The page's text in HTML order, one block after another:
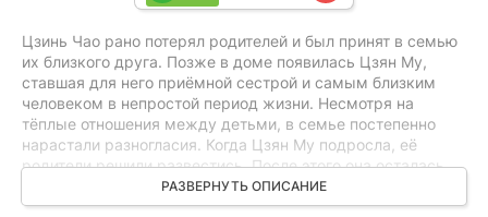
Цзинь Чао рано потерял родителей и был принят в семью
их близкого друга. Позже в доме появилась Цзян Му,
ставшая для него приёмной сестрой и самым близким
человеком в непростой период жизни. Несмотря на
тёплые отношения между детьми, в семье постепенно
нарастали разногласия. Когда Цзян Му подросла, её
родители решили развестись. После этого она осталась
жить с матерью, а Цзинь Чао — с отцом, и их пути
разошлись. Годы разлуки стали для каждого временем
РАЗВЕРНУТЬ ОПИСАНИЕ